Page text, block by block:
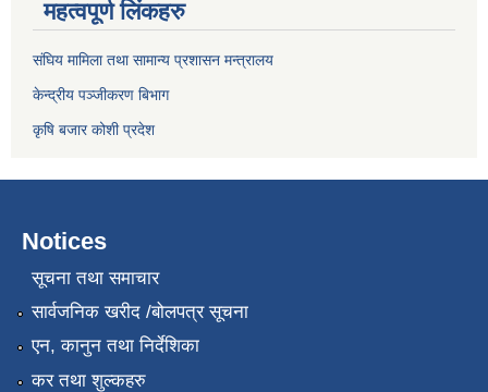
महत्वपूर्ण लिंकहरु
संघिय मामिला तथा सामान्य प्रशासन मन्त्रालय
केन्द्रीय पञ्जीकरण बिभाग
कृषि बजार कोशी प्रदेश
Notices
सूचना तथा समाचार
सार्वजनिक खरीद /बोलपत्र सूचना
एन, कानुन तथा निर्देशिका
कर तथा शुल्कहरु